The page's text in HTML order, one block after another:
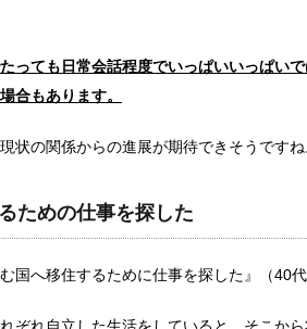
フルエンザに感染したら会社に報告
生の部活の弁当は栄養も大事だがス
っても日常会話程度でいっぱいいっぱい
合もあります。
状の関係からの進展が期待できそうですね
ための仕事を探した
国へ移住するために仕事を探した』（40代